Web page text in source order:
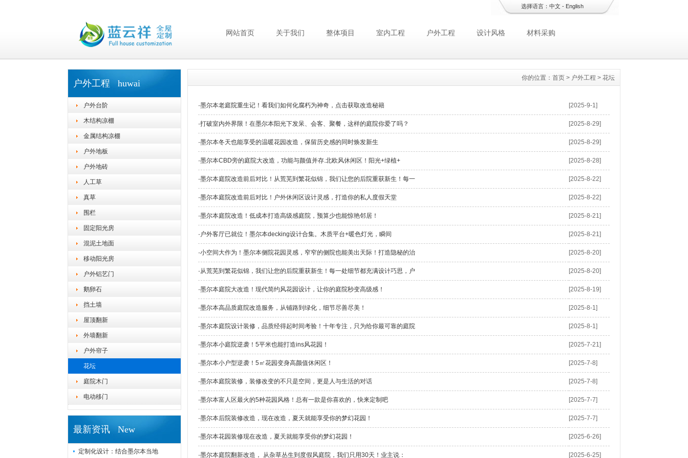
选择语言： 中文- English
网站首页 关于我们 整体项目 室内工程 户外工程 设计风格 材料采购
户外工程 huwai
户外台阶
木结构凉棚
金属结构凉棚
户外地板
户外地砖
人工草
真草
围栏
固定阳光房
混泥土地面
移动阳光房
户外铝艺门
鹅卵石
挡土墙
屋顶翻新
外墙翻新
户外帘子
花坛
庭院木门
电动移门
最新资讯 New
定制化设计：结合墨尔本当地
你的位置： 首页 > 户外工程 > 花坛
·墨尔本老庭院重生记！看我们如何化腐朽为神奇，点击获取改造秘籍 [2025-9-1]
·打破室内外界限！在墨尔本阳光下发呆、会客、聚餐，这样的庭院你爱了吗？ [2025-8-29]
·墨尔本冬天也能享受的温暖花园改造，保留历史感的同时焕发新生 [2025-8-29]
·墨尔本CBD旁的庭院大改造，功能与颜值并存.北欧风休闲区！阳光+绿植+ [2025-8-28]
·墨尔本庭院改造前后对比！从荒芜到繁花似锦，我们让您的后院重获新生！每一 [2025-8-22]
·墨尔本庭院改造前后对比！户外休闲区设计灵感，打造你的私人度假天堂 [2025-8-22]
·墨尔本庭院改造！低成本打造高级感庭院，预算少也能惊艳邻居！ [2025-8-21]
· 户外客厅已就位！墨尔本decking设计合集。木质平台+暖色灯光，瞬间 [2025-8-21]
·小空间大作为！墨尔本侧院花园灵感，窄窄的侧院也能美出天际！打造隐秘的治 [2025-8-20]
·从荒芜到繁花似锦，我们让您的后院重获新生！每一处细节都充满设计巧思，户 [2025-8-20]
·墨尔本庭院大改造！现代简约风花园设计，让你的庭院秒变高级感！ [2025-8-19]
·墨尔本高品质庭院改造服务，从铺路到绿化，细节尽善尽美！ [2025-8-1]
·墨尔本庭院设计装修，品质经得起时间考验！十年专注，只为给你最可靠的庭院 [2025-8-1]
·墨尔本小庭院逆袭！5平米也能打造ins风花园！ [2025-7-21]
·墨尔本小户型逆袭！5㎡花园变身高颜值休闲区！ [2025-7-8]
·墨尔本庭院装修，装修改变的不只是空间，更是人与生活的对话 [2025-7-8]
·墨尔本富人区最火的5种花园风格！总有一款是你喜欢的，快来定制吧 [2025-7-7]
·墨尔本后院装修改造，现在改造，夏天就能享受你的梦幻花园！ [2025-7-7]
·墨尔本花园装修现在改造，夏天就能享受你的梦幻花园！ [2025-6-26]
·墨尔本庭院翻新改造， 从杂草丛生到度假风庭院，我们只用30天！业主说： [2025-6-25]